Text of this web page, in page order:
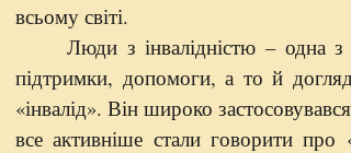
всьому світі.
Люди з інвалідністю – одна
підтримки, допомоги, а то й
«інвалід». Він широко
все активніше стали говорити